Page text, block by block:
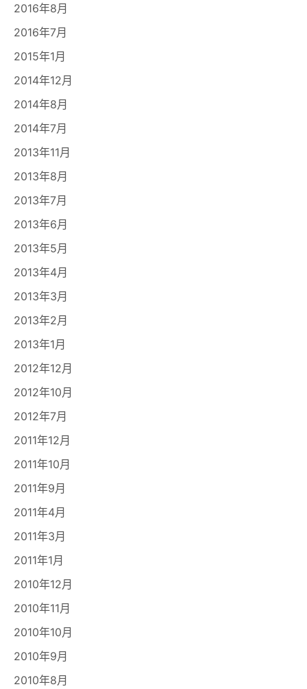
2016年8月
2016年7月
2015年1月
2014年12月
2014年8月
2014年7月
2013年11月
2013年8月
2013年7月
2013年6月
2013年5月
2013年4月
2013年3月
2013年2月
2013年1月
2012年12月
2012年10月
2012年7月
2011年12月
2011年10月
2011年9月
2011年4月
2011年3月
2011年1月
2010年12月
2010年11月
2010年10月
2010年9月
2010年8月